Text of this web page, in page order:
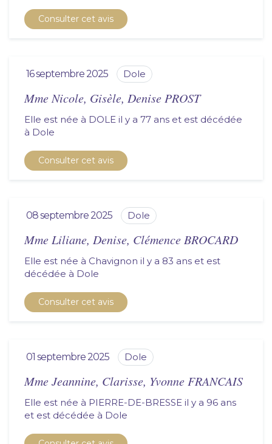
Consulter cet avis
16 septembre 2025 dole
Mme Nicole, Gisèle, Denise PROST
Elle est née à DOLE il y a 77 ans et est décédée
à
dole
Consulter cet avis
08 septembre 2025 dole
Mme Liliane, Denise, Clémence BROCARD
Elle est née à Chavignon il y a 83 ans et est
décédée à
dole
Consulter cet avis
01 septembre 2025 dole
Mme Jeannine, Clarisse, Yvonne FRANCAIS
Elle est née à PIERRE-DE-BRESSE il y a 96 ans
et est décédée à
dole